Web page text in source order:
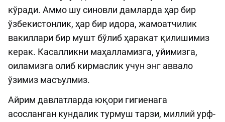
кўради. Аммо шу синовли дамларда ҳар бир
ўзбекистонлик, ҳар бир идора, жамоатчилик
вакиллари бир мушт бўлиб ҳаракат қилишимиз
керак. Касалликни маҳалламизга, уйимизга,
оиламизга олиб кирмаслик учун энг аввало
ўзимиз масъулмиз.
Айрим давлатларда юқори гигиенага
асосланган кундалик турмуш тарзи, миллий урф-